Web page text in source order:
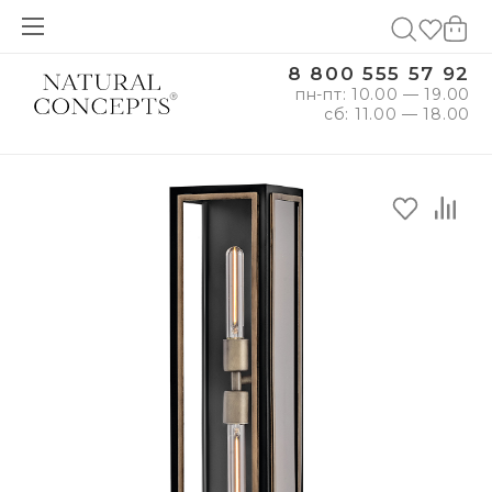
8 800 555 57 92
пн-пт: 10.00 — 19.00
сб: 11.00 — 18.00